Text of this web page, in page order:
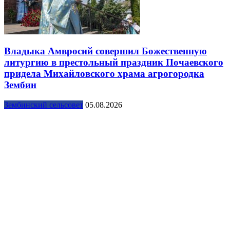
Владыка Амвросий совершил Божественную
литургию в престольный праздник Почаевского
придела Михайловского храма агрогородка
Зембин
Зембинский сельсовет 05.08.2026